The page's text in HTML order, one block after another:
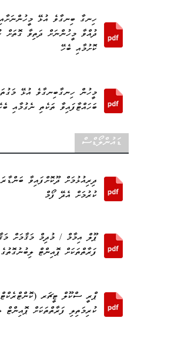
ހިނގާ ބިނގާވެ އުޅޭ
ދުއްވާ މީހުންނަށް ދަތިވާ ގޮތަށް
ކޮށުމާއި ބެހޭ
މީހުން ހިނގާބިނގާވެ އުޅޭ
ބަހައްޓާފައިވާ ތަކެތި ނެގުމާއި
ޑައުންލޯޑްސް
ދިރިއުޅުމަށް ދޫކޮށްފައިވާ
ކުރުމަށް އެދޭ ފޯމް
ޕޫލް އިމާމް / މުދިމް މަޤާމަށް
ފަރާތްތަކަށް ޕޮއިންޓް
ޕްރީ ސްކޫލް ޓީޗަރ
ކުރިމަތިލި ފަރާތްތަކަށް